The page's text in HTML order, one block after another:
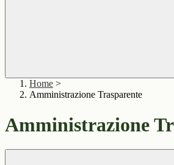
Home >
Amministrazione Trasparente
Amministrazione